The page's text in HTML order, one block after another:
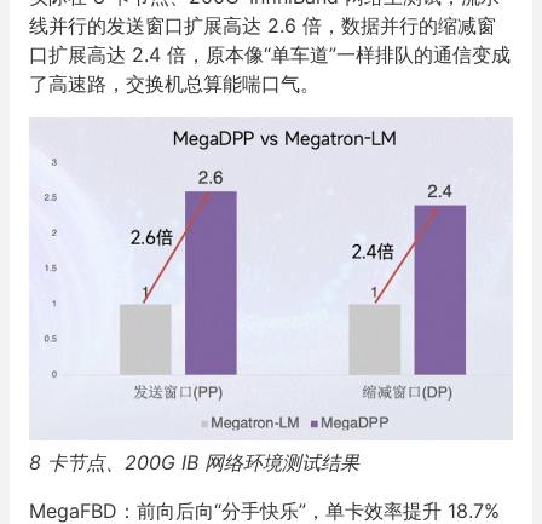
线并行的发送窗口扩展高达 2.6 倍，数据并行的缩减窗
口扩展高达 2.4 倍，原本像“单车道”一样排队的通信变成
了高速路，交换机总算能喘口气。
8 卡节点、200G IB 网络环境测试结果
MegaFBD：前向后向“分手快乐”，单卡效率提升 18.7%